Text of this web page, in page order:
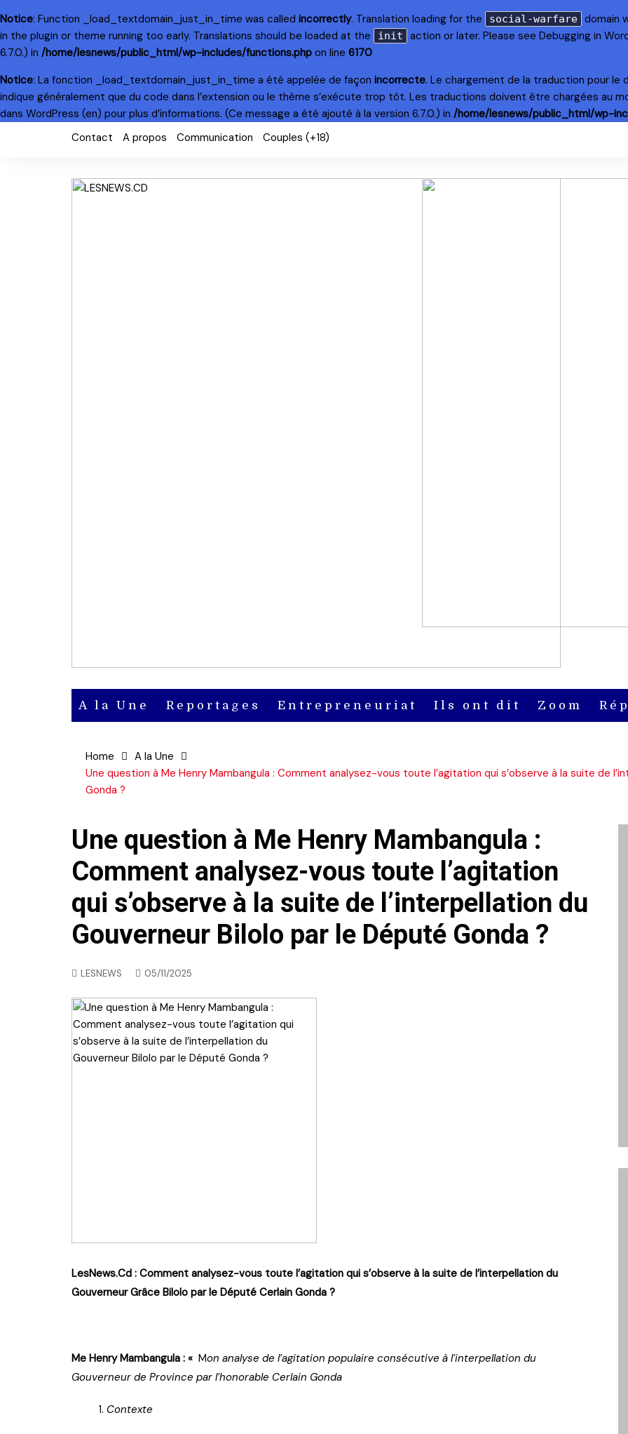
Notice: Function _load_textdomain_just_in_time was called incorrectly. Translation loading for the social-warfare domain
in the plugin or theme running too early. Translations should be loaded at the
init action or later. Please see Debugging in
6.7.0.) in /home/lesnews/public_html/wp-includes/functions.php on line 6170
Notice: La fonction _load_textdomain_just_in_time a été appelée de façon incorrecte. Le chargement de la traduction pour le
indique généralement que du code dans l’extension ou le thème s’exécute trop tôt. Les traductions doivent être chargées au
dans WordPress (en) pour plus d’informations. (Ce message a été ajouté à la version 6.7.0.) in /home/lesnews/public_html/wp-
Contact A propos Communication Couples (+18)
A la Une
Actu en
vidéo
Actu en
audio
Reportages Entrepreneuriat Ils ont dit Zoom
Home
A la Une
Une question à Me Henry Mambangula : Comment analysez-vous toute l’agitation qui s’observe à la suite de
Gonda ?
Une question à Me Henry Mambangula :
Comment analysez-vous toute l’agitation
qui s’observe à la suite de l’interpellation du
Gouverneur Bilolo par le Député Gonda ?
LESNEWS 05/11/2025
LesNews.Cd : Comment analysez-vous toute l’agitation qui s’observe à la suite de l’interpellation du
Gouverneur Grâce Bilolo par le Député Cerlain Gonda ?
Me Henry Mambangula : « Mon analyse de l’agitation populaire consécutive à l’interpellation du
Gouverneur de Province par l’honorable Cerlain Gonda
Contexte